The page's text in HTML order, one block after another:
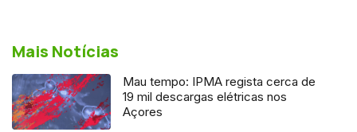
Mais Notícias
Mau tempo: IPMA regista cerca de
19 mil descargas elétricas nos
Açores